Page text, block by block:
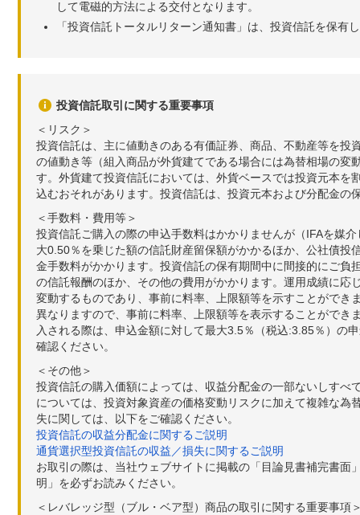
して電磁的方法による交付となります。
「投資信託トータルリターン通知書」は、投資信託を保有
投資信託取引に関する重要事項
＜リスク＞
投資信託は、主に値動きのある有価証券、商品、不動産等を
の値動き等（組入商品が外貨建てである場合には為替相場の
す。外貨建て投資信託においては、外貨ベースでは投資元本
込むおそれがあります。投資信託は、投資元本および分配金の
＜手数料・費用等＞
投資信託ご購入の際の申込手数料はかかりませんが（IFAを媒
大0.50％を乗じた額の信託財産留保額がかかるほか、公社債
金手数料がかかります。投資信託の保有期間中に間接的にご
の信託報酬のほか、その他の費用がかかります。運用成績に
変動するものであり、事前に料率、上限額等を示すことがで
異なりますので、事前に料率、上限額等を表示することがで
入される際は、申込金額に対して最大3.5％（税込:3.85％）の
確認ください。
＜その他＞
投資信託の購入価額によっては、収益分配金の一部ないしす
については、投資対象資産の価格変動リスクに加えて複雑な
失に関しては、以下をご確認ください。
投資信託の収益分配金に関するご説明
通貨選択型投資信託の収益／損失に関するご説明
お取引の際は、当社ウェブサイトに掲載の「目論見書補完書
明」を必ずお読みください。
＜レバレッジ型（ブル・ベア型）商品の取引に関する重要事項